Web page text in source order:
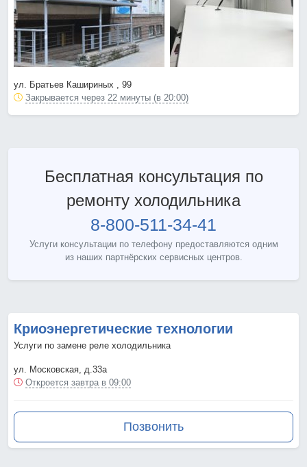
ул. Братьев Кашириных , 99
Закрывается через 22 минуты (в 20:00)
Бесплатная консультация по
ремонту холодильника
8-800-511-34-41
Услуги консультации по телефону предоставляются одним
из наших партнёрских сервисных центров.
Криоэнергетические технологии
Услуги по замене реле холодильника
ул. Московская, д.33а
Откроется завтра в 09:00
Позвонить